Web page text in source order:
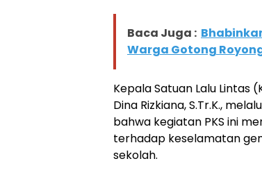
Baca Juga :
Warga Gotong
Kepala Satuan Lalu Lintas
Dina Rizkiana, S.Tr.K.,
bahwa kegiatan PKS ini
terhadap keselamatan
sekolah.